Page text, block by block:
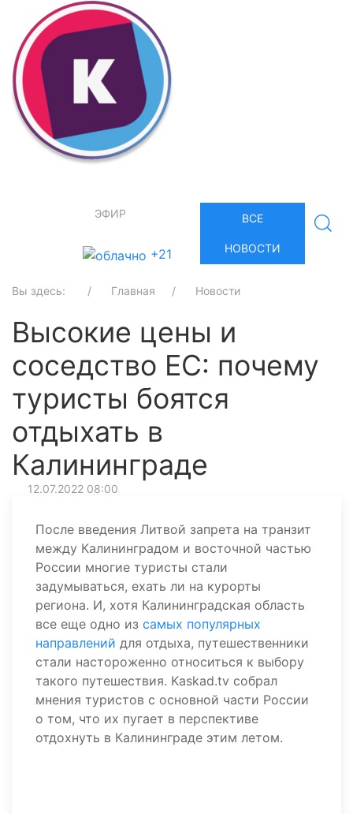
ЭФИР
+21
ВСЕ
НОВОСТИ
Вы здесь: Главная Новости
Высокие цены и
соседство ЕС: почему
туристы боятся
отдыхать в
Калининграде
12.07.2022 08:00
После введения Литвой запрета на транзит
между Калининградом и восточной частью
России многие туристы стали
задумываться, ехать ли на курорты
региона. И, хотя Калининградская область
все еще одно из самых популярных
направлений для отдыха, путешественники
стали настороженно относиться к выбору
такого путешествия. Kaskad.tv собрал
мнения туристов с основной части России
о том, что их пугает в перспективе
отдохнуть в Калининграде этим летом.